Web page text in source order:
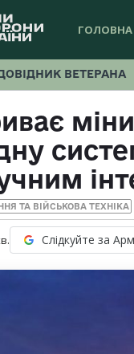
ГОЛОВНА
ВЕТЕРАНА
ТА ВІЙСЬКОВА ТЕХНІКА
Слідкуйте за